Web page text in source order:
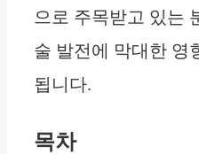
으로 주목받고 있는
술 발전에 막대한 영
됩니다.
목차